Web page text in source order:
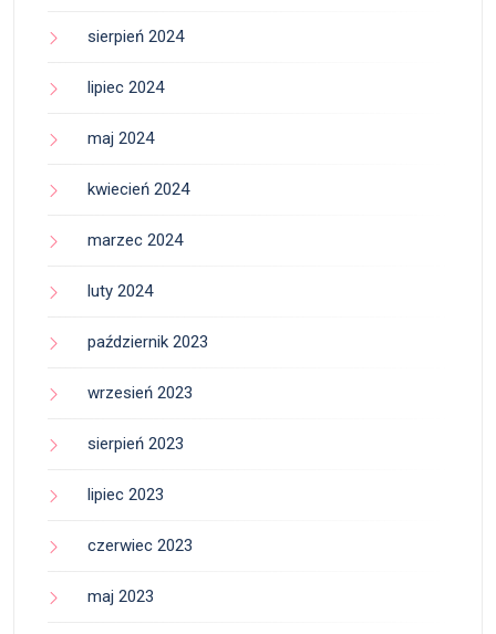
sierpień 2024
lipiec 2024
maj 2024
kwiecień 2024
marzec 2024
luty 2024
październik 2023
wrzesień 2023
sierpień 2023
lipiec 2023
czerwiec 2023
maj 2023